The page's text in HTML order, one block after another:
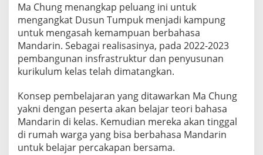
Ma Chung menangkap peluang ini untuk
mengangkat Dusun Tumpuk menjadi kampung
untuk mengasah kemampuan berbahasa
Mandarin. Sebagai realisasinya, pada 2022-2023
pembangunan insfrastruktur dan penyusunan
kurikulum kelas telah dimatangkan.
Konsep pembelajaran yang ditawarkan Ma Chung
yakni dengan peserta akan belajar teori bahasa
Mandarin di kelas. Kemudian mereka akan tinggal
di rumah warga yang bisa berbahasa Mandarin
untuk belajar percakapan bersama.